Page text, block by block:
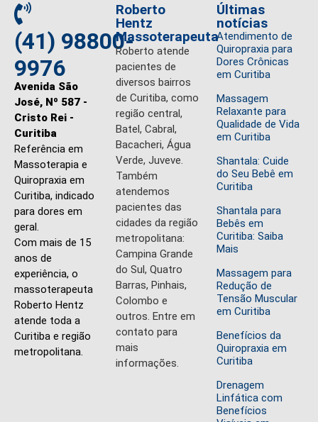
(41) 98800-
9976
Avenida São
José, Nº 587 -
Cristo Rei -
Curitiba
Referência em
Massoterapia e
Quiropraxia em
Curitiba, indicado
para dores em
geral.
Com mais de 15
anos de
experiência, o
massoterapeuta
Roberto Hentz
atende toda a
Curitiba e região
metropolitana.
Roberto
Hentz
Massoterapeuta
Roberto atende
pacientes de
diversos bairros
de Curitiba, como
região central,
Batel, Cabral,
Bacacheri, Água
Verde, Juveve.
Também
atendemos
pacientes das
cidades da região
metropolitana:
Campina Grande
do Sul, Quatro
Barras, Pinhais,
Colombo e
outros. Entre em
contato para
mais
informações.
Últimas
notícias
Atendimento de
Quiropraxia para
Dores Crônicas
em Curitiba
Massagem
Relaxante para
Qualidade de Vida
em Curitiba
Shantala: Cuide
do Seu Bebê em
Curitiba
Shantala para
Bebês em
Curitiba: Saiba
Mais
Massagem para
Redução de
Tensão Muscular
em Curitiba
Benefícios da
Quiropraxia em
Curitiba
Drenagem
Linfática com
Benefícios